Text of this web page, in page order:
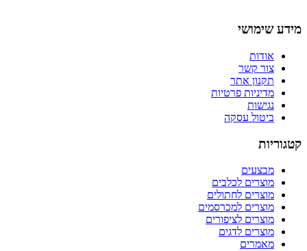
מידע שימושי
אודות
צור קשר
תקנון אתר
מדיניות פרטיות
נגישות
ביטול עסקה
קטגוריות
מבצעים
מוצרים לכלבים
מוצרים לחתולים
מוצרים למכרסמים
מוצרים לציפורים
מוצרים לדגים
מאמרים